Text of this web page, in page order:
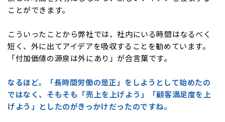
ことができます。
こういったことから弊社では、社内にいる時間はなるべく
短く、外に出てアイデアを吸収することを勧めています。
「付加価値の源泉は外にあり」が合言葉です。
なるほど。「長時間労働の是正」をしようとして始めたの
ではなく、そもそも「売上を上げよう」「顧客満足度を上
げよう」としたのがきっかけだったのですね。